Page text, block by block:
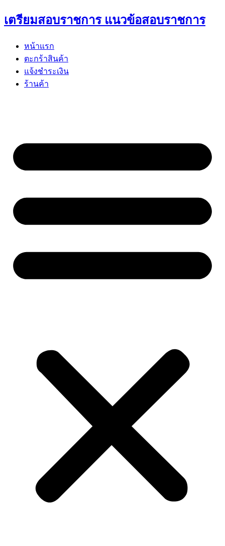
Skip
to
เตรียมสอบราชการ แนวข้อสอบราชการ
หน้าแรก
ตะกร้าสินค้า
แจ้งชำระเงิน
ร้านค้า